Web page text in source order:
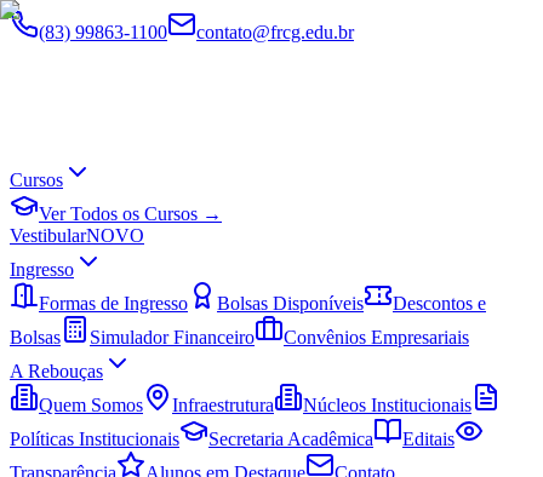
(83) 99863-1100 contato@frcg.edu.br
Cursos
Ver Todos os Cursos →
VestibularNOVO
Ingresso
Formas de Ingresso
Bolsas Disponíveis
Descontos e
Bolsas
Simulador Financeiro
Convênios Empresariais
A Rebouças
Quem Somos
Infraestrutura
Núcleos Institucionais
Políticas Institucionais
Secretaria Acadêmica
Editais
Transparência
Alunos em Destaque
Contato